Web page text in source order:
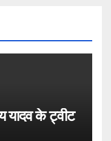
के ट्वीट